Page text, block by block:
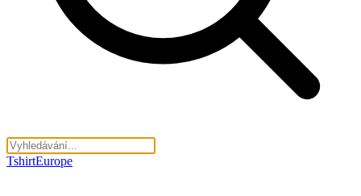
TshirtEurope